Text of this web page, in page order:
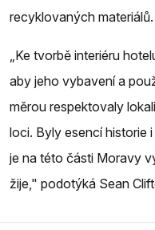
recyklovaných materiálů.
„Ke tvorbě interiéru
aby jeho vybavení a
měrou respektovaly
loci. Byly esencí historie
je na této části Moravy
žije," podotýká Sean